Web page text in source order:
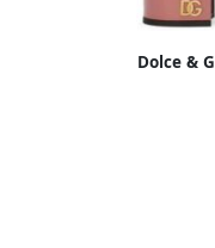
Dolce &